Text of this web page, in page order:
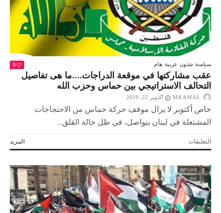
سياسة شئون عربية هام 0
عقب مشاركتها في موقعة الدراجات….ما هى تفاصيل
التحالف الاستراتيجي بين حماس وحزب الله
MKAMAL أكتوبر 22, 2019
خاص أكتوبر لا يزال موقف حركة حماس من الاحتجاجات
المشتعلة في لبنان يتواصل، في ظل حالة القلق...
المزيد التعليقاتعلى
عقب
في
موقعة
الدراجات….ما
هى
تفاصيل